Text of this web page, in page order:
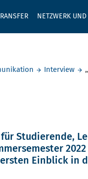
NETZWERK
Interview
Studierende,
Einblick in